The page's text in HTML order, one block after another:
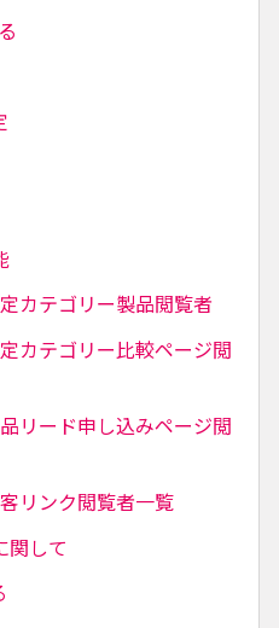
カテゴリー製品閲覧者
カテゴリー比較ページ閲
リード申し込みページ閲
リンク閲覧者一覧
関して